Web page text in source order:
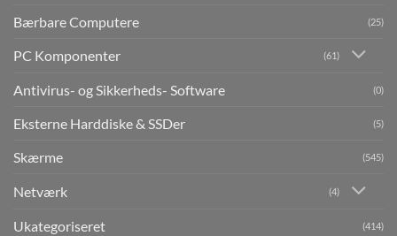
Bærbare Computere (25)
PC Komponenter (61)
Antivirus- og Sikkerheds- Software (0)
Eksterne Harddiske & SSDer (5)
Skærme (545)
Netværk (4)
Ukategoriseret (414)